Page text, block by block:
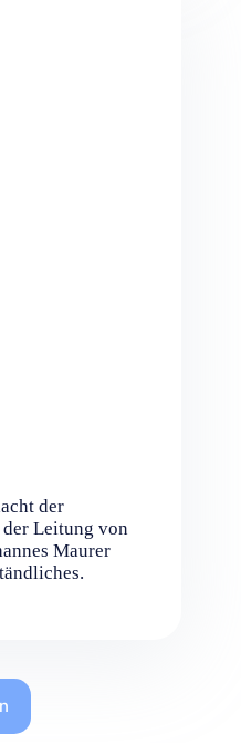
der
Leitung von
Maurer